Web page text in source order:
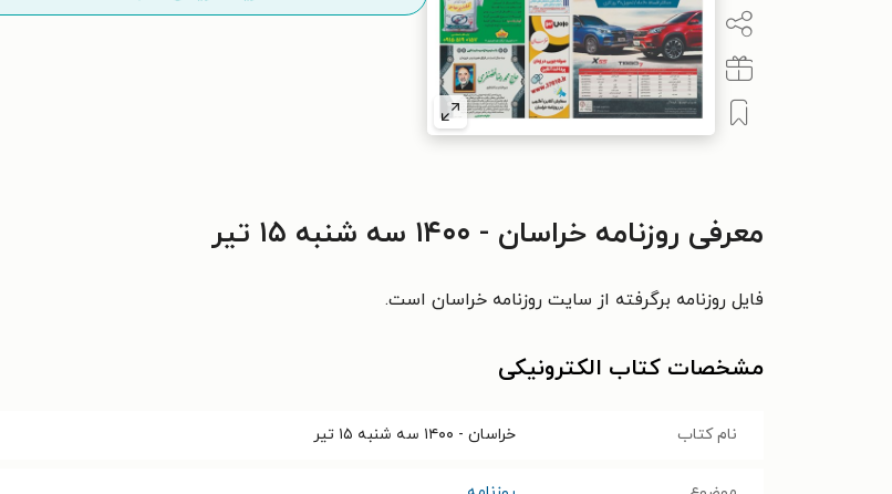
معرفی روزنامه خراسان - ۱۴۰۰ سه شنبه ۱۵ تير
فایل روزنامه برگرفته از سایت روزنامه خراسان است.
مشخصات کتاب الکترونیکی
نام کتاب خراسان - ۱۴۰۰ سه شنبه ۱۵ تير